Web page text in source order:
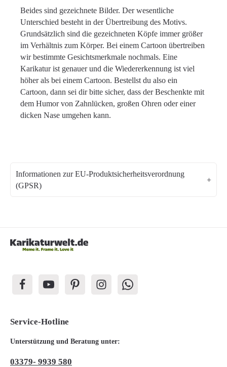
Beides sind gezeichnete Bilder. Der wesentliche
Unterschied besteht in der Übertreibung des Motivs.
Grundsätzlich sind die gezeichneten Köpfe immer größer
im Verhältnis zum Körper. Bei einem Cartoon übertreiben
wir bestimmte Gesichtsmerkmale nochmals. Eine
Karikatur ist genauer und die Wiedererkennung ist viel
höher als bei einem Cartoon. Bestellst du also ein
Cartoon, dann sei dir bitte sicher, dass der Beschenkte mit
dem Humor von Zahnlücken, großen Ohren oder einer
dicken Nase umgehen kann.
Informationen zur EU-Produktsicherheitsverordnung
(GPSR)
Service-Hotline
Unterstützung und Beratung unter:
03379- 9939 580